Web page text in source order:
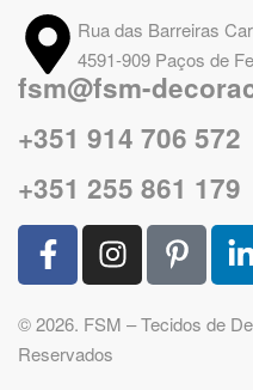
Rua das Barreiras
4591-909 Paços de
fsm@fsm-
+351 914 706 572
+351 255 861 179
© 2026. FSM – Tecidos de
Reservados